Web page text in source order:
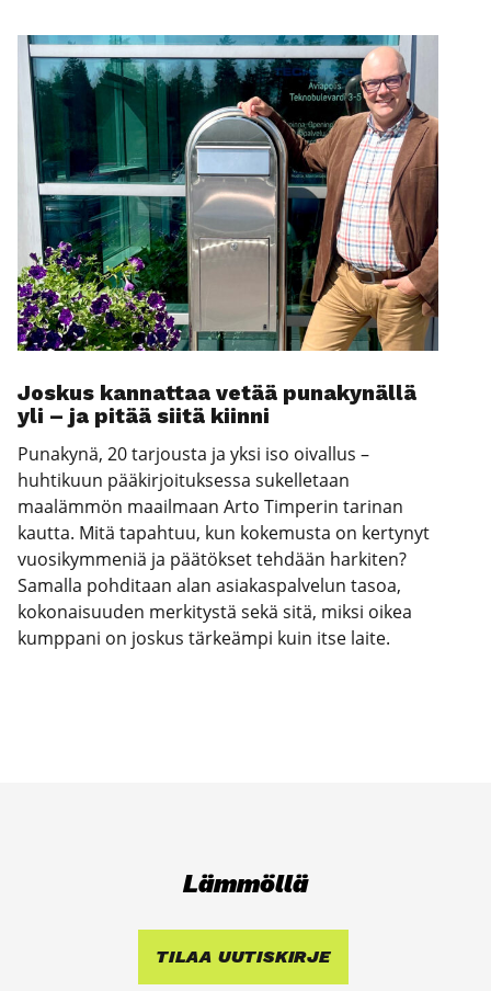
Jos­kus kan­nat­taa vetää puna­ky­näl­lä
yli – ja pitää sii­tä kiin­ni
Punakynä, 20 tarjousta ja yksi iso oivallus –
huhtikuun pääkirjoituksessa sukelletaan
maalämmön maailmaan Arto Timperin tarinan
kautta. Mitä tapahtuu, kun kokemusta on kertynyt
vuosikymmeniä ja päätökset tehdään harkiten?
Samalla pohditaan alan asiakaspalvelun tasoa,
kokonaisuuden merkitystä sekä sitä, miksi oikea
kumppani on joskus tärkeämpi kuin itse laite.
Läm­möl­lä
TILAA UUTIS­KIR­JE